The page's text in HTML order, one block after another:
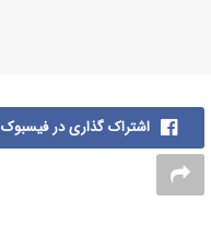
اشتراک گذاری در فیسبوک